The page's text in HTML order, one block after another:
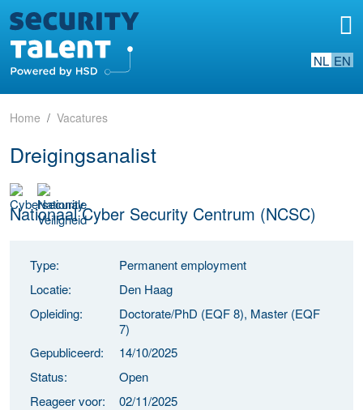
NL EN
Home Vacatures
Dreigingsanalist
Nationaal Cyber Security Centrum (NCSC)
Type:
Permanent employment
Locatie:
Den Haag
Opleiding:
Doctorate/PhD (EQF 8), Master (EQF
7)
Gepubliceerd:
14/10/2025
Status:
Open
Reageer voor:
02/11/2025